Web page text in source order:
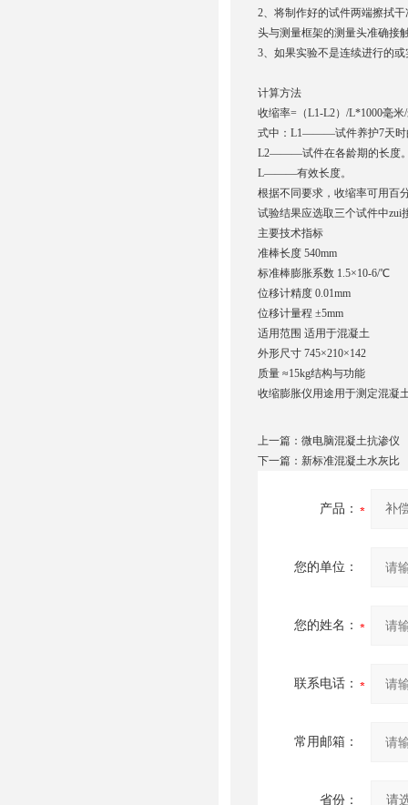
2、将制作好的试件两端擦拭
头与测量框架的测量头准确接
3、如果实验不是连续进行的
计算方法
收缩率=（L1-L2）/L*1000毫米
式中：L1―――试件养护7天时
L2―――试件在各龄期的长度
L―――有效长度。
根据不同要求，收缩率可用百
试验结果应选取三个试件中zui
主要技术指标
准棒长度 540mm
标准棒膨胀系数 1.5×10-6/℃
位移计精度 0.01mm
位移计量程 ±5mm
适用范围 适用于混凝土
外形尺寸 745×210×142
质量 ≈15kg结构与功能
收缩膨胀仪用途用于测定混凝
上一篇： 微电脑混凝土抗渗仪
下一篇： 新标准混凝土水灰比
产品：
您的单位：
您的姓名：
联系电话：
常用邮箱：
省份：